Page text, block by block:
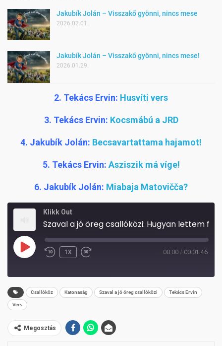
Jakubík Jolán – Visszakő gyönni, nincs mese
2026.02.01.
Jakubík Jolán – Visszakő gyönni, nincs mese!
2026.01.29.
2. Tekács Ervin: Husvíti vers
3. Tekács Ervin: Kocsmábú a JRD
4. Jakubík Jolán: Becsavartattama hajamot!
5. Tekács Ervin: Asziszik má víge!
6. Jakubík Jolán: Miabaja Matovičča?
Klikk Out
PLAY
REWIND
1X
FAST
SECONDS
00:00 / 00:01:46
Csallóköz Katonaság Szaval a jó öreg csallóközi Tekács Ervin
Vers
Megosztás